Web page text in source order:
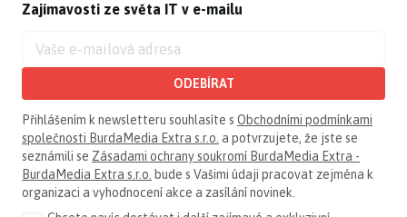
Zajímavosti ze světa IT v e-mailu
ODEBÍRAT
Přihlášením k newsletteru souhlasíte s Obchodními podmínkami
společnosti BurdaMedia Extra s.r.o. a potvrzujete, že jste se
seznámili se Zásadami ochrany soukromí BurdaMedia Extra -
BurdaMedia Extra s.r.o. bude s Vašimi údaji pracovat zejména k
organizaci a vyhodnocení akce a zasílání novinek.